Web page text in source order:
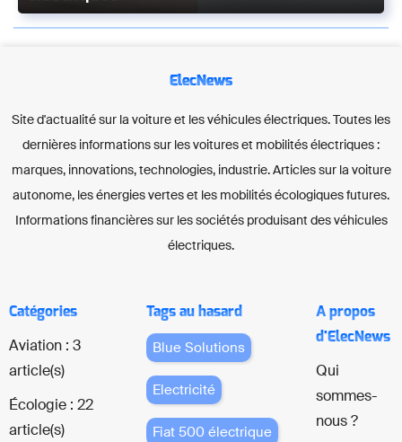
ElecNews
Site d'actualité sur la voiture et les véhicules électriques. Toutes les
dernières informations sur les voitures et mobilités électriques :
marques, innovations, technologies, industrie. Articles sur la voiture
autonome, les énergies vertes et les mobilités écologiques futures.
Informations financières sur les sociétés produisant des véhicules
électriques.
Catégories
Aviation : 3
article(s)
Écologie : 22
article(s)
Tags au hasard
Blue Solutions
Electricité
Fiat 500 électrique
A propos
d'ElecNews
Qui
sommes-
nous ?